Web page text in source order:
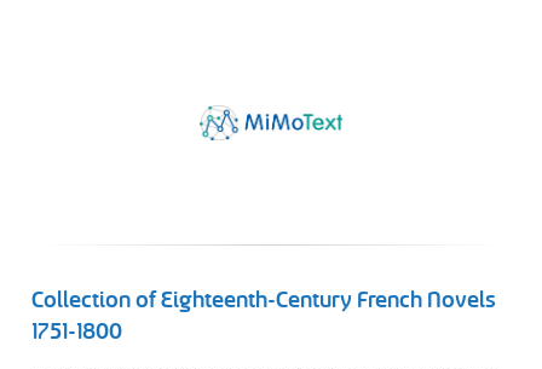
Collection of Eighteenth-Century French Novels
1751-1800